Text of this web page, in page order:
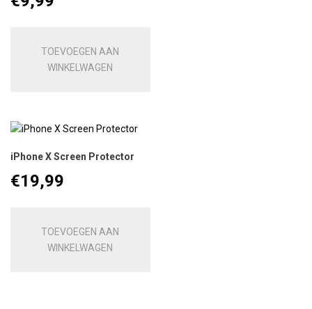
TOEVOEGEN AAN
WINKELWAGEN
iPhone X Screen Protector
€19,99
TOEVOEGEN AAN
WINKELWAGEN